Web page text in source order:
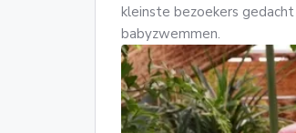
kleinste bezoekers
babyzwemmen.